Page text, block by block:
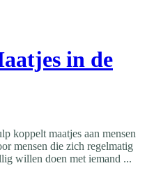
in de
koppelt maatjes aan mensen
mensen die zich regelmatig
willen doen met iemand ...